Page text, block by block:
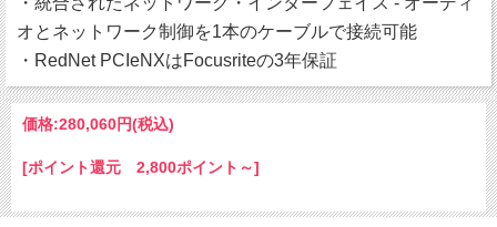
オとネットワーク制御を1本のケーブルで接続可能
・RedNet PCIeNXはFocusriteの3年保証
価格:280,060円(税込)
[ポイント還元 2,800ポイント～]